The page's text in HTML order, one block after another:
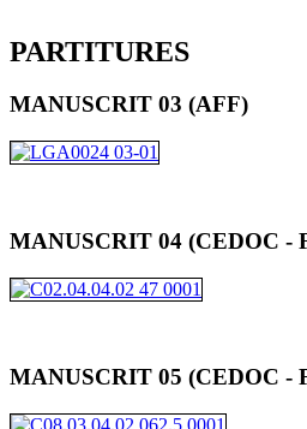
PARTITURES
MANUSCRIT 03 (AFF)
MANUSCRIT 04 (CEDOC -
MANUSCRIT 05 (CEDOC -